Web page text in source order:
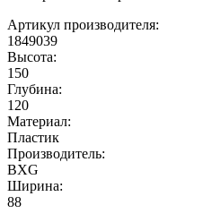
Артикул производителя:
1849039
Высота:
150
Глубина:
120
Материал:
Пластик
Производитель:
BXG
Ширина:
88